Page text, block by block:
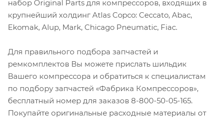
набор Original Parts для компрессоров, входящих в
крупнейший холдинг Atlas Copco: Ceccato, Abac,
Ekomak, Alup, Mark, Chicago Pneumatic, Fiac.
Для правильного подбора запчастей и
ремкомплектов Вы можете прислать шильдик
Вашего компрессора и обратиться к специалистам
по подбору запчастей «Фабрика Компрессоров»,
бесплатный номер для заказов 8-800-50-05-165.
Покупайте оригинальные расходные материалы от